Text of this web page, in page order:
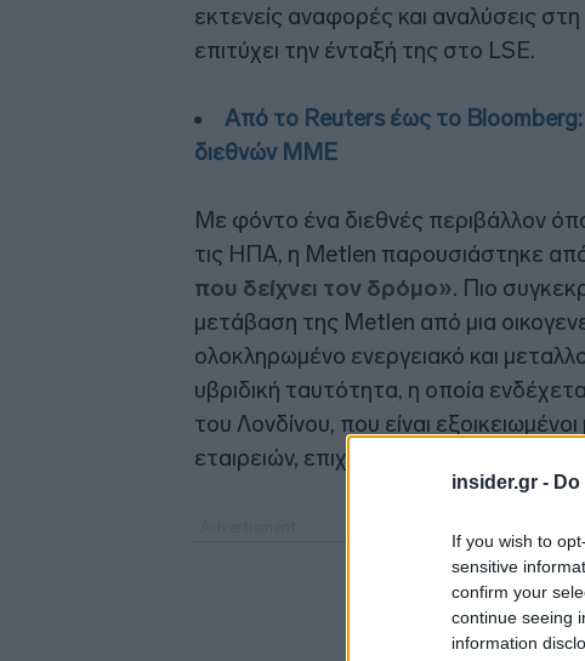
insider.gr -
If you wish to
sensitive
confirm your
continue seeing
information
εκτενείς αναφορές και αναλύσεις
επιτύχει την ένταξή της στο LSE.
Από το Reuters έως το
διεθνών ΜΜΕ
Με φόντο ένα διεθνές περιβάλλον
τις ΗΠΑ, η Metlen παρουσιάστηκε
που δείχνει τον δρόμο». Πιο
μετάβαση της Metlen από μια
ολοκληρωμένο ενεργειακό και
υβριδική ταυτότητα, η οποία
του Λονδίνου, που είναι
εταιρειών, επιχειρήσεων κοινής